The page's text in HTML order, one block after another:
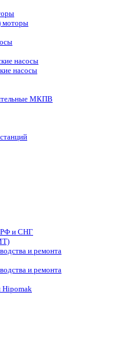
моторы
насосы
насосы
МКПВ
РФ и СНГ
и ремонта
и ремонта
Hipomak